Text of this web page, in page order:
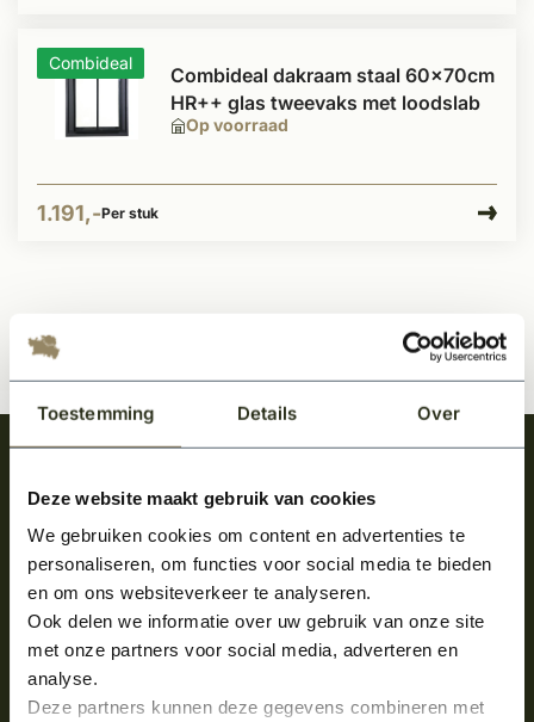
Toestemming Details Over
Deze website maakt gebruik van cookies
We gebruiken cookies om content en advertenties te
personaliseren, om functies voor social media te bieden
en om ons websiteverkeer te analyseren.
Ook delen we informatie over uw gebruik van onze site
met onze partners voor social media, adverteren en
analyse.
Deze partners kunnen deze gegevens combineren met
Combideal
Op voorraad
Combideal dakraam staal 60x70cm
HR++ glas tweevaks met loodslab
1.191,-Per stuk
over onze kempische bouwstijl!
Aanmelden voor de nieuwsbrief